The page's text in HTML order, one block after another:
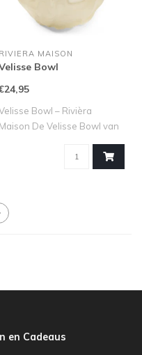
RIVIERA MAISON
Bowl
Bowl – Rivièra
Maison De Velisse Bowl van
en Cadeaus